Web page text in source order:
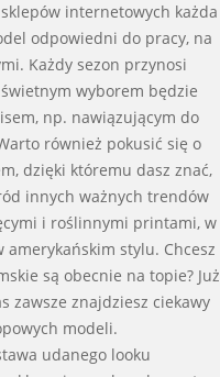
internetowych każda
odpowiedni do pracy, na
Każdy sezon przynosi
wyborem będzie
np. nawiązującym do
również pokusić się o
dzięki któremu dasz znać,
innych ważnych trendów
i roślinnymi printami, w
stylu. Chcesz
są obecnie na topie? Już
zawsze znajdziesz ciekawy
modeli.
udanego looku